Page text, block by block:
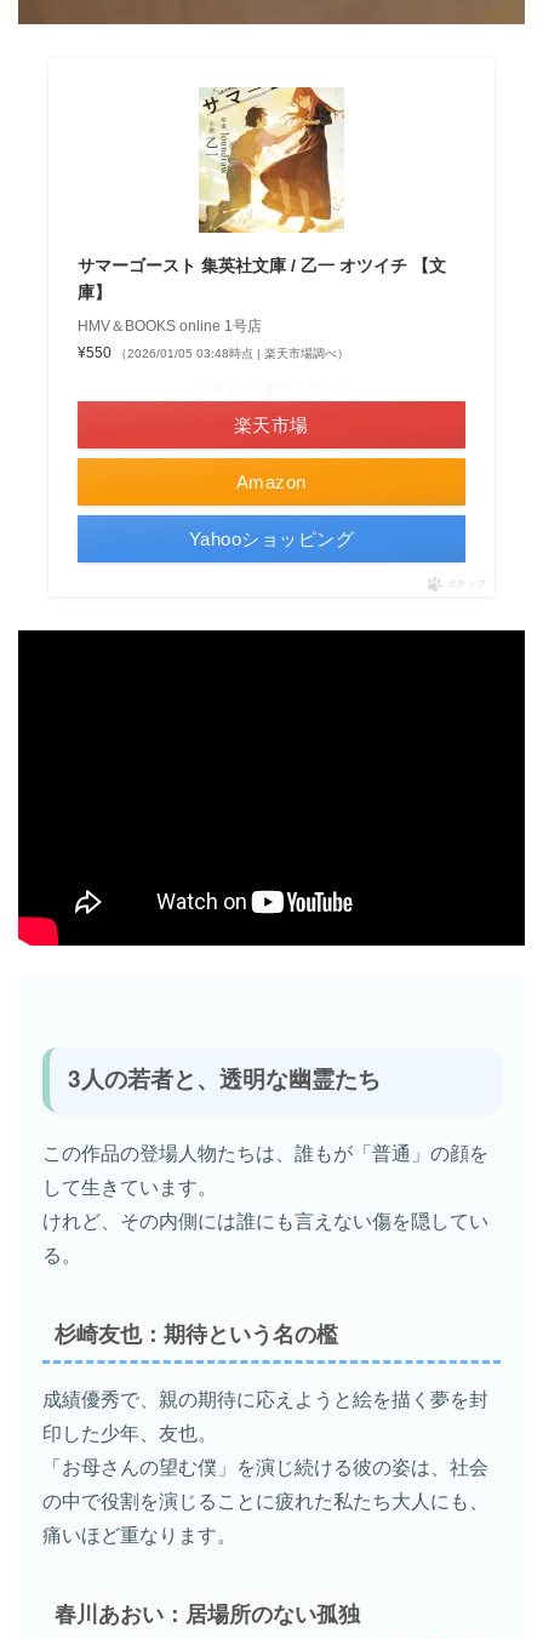
サマーゴースト 集英社文庫 / 乙一 オツイチ 【文
庫】
HMV＆BOOKS online 1号店
¥550
（2026/01/05 03:48時点 | 楽天市場調べ）
Amazon
楽天市場
Yahooショッピング
ポチップ
3人の若者と、透明な幽霊たち
この作品の登場人物たちは、誰もが「普通」の顔を
して生きています。
けれど、その内側には誰にも言えない傷を隠してい
る。
杉崎友也：期待という名の檻
成績優秀で、親の期待に応えようと絵を描く夢を封
印した少年、友也。
「お母さんの望む僕」を演じ続ける彼の姿は、社会
の中で役割を演じることに疲れた私たち大人にも、
痛いほど重なります。
春川あおい：居場所のない孤独